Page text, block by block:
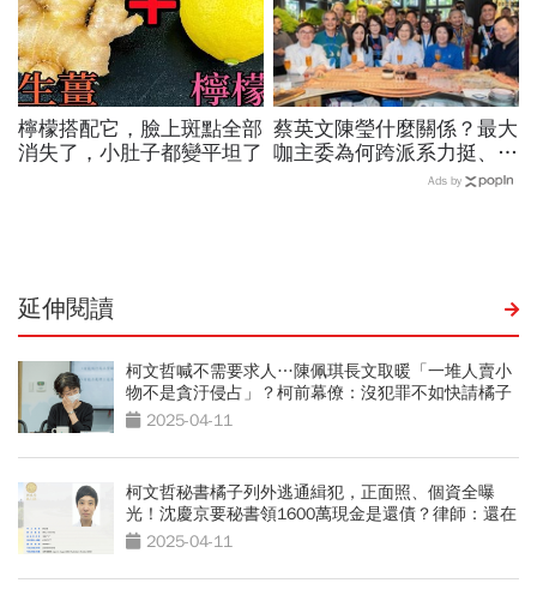
檸檬搭配它，臉上斑點全部
消失了，小肚子都變平坦了
蔡英文陳瑩什麼關係？最大
咖主委為何跨派系力挺、連
饒慶鈴都曬合照...同場背後
Ads by
延伸閱讀
柯文哲喊不需要求人…陳佩琪長文取暖「一堆人賣小
物不是貪汙侵占」？柯前幕僚：沒犯罪不如快請橘子
回來2025-04-11
柯文哲秘書橘子列外逃通緝犯，正面照、個資全曝
光！沈慶京要秘書領1600萬現金是還債？律師：還在
找人2025-04-11